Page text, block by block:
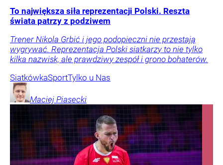
To największa siła reprezentacji Polski. Reszta
świata patrzy z podziwem
Trener Nikola Grbić i jego podopieczni nie przestają
wygrywać. Reprezentacja Polski siatkarzy to nie tylko
kilka nazwisk, ale prawdziwy zespół i grono bohaterów.
SiatkówkaSportTylko u Nas
Maciej Piasecki